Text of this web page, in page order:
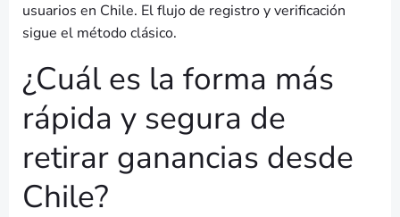
usuarios en Chile. El flujo de registro y verificación
sigue el método clásico.
¿Cuál es la forma más
rápida y segura de
retirar ganancias desde
Chile?